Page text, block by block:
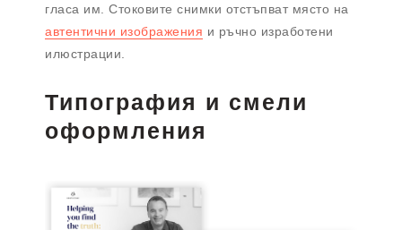
гласа им. Стоковите снимки отстъпват място на
автентични изображения и ръчно изработени
илюстрации.
Типография и смели
оформления